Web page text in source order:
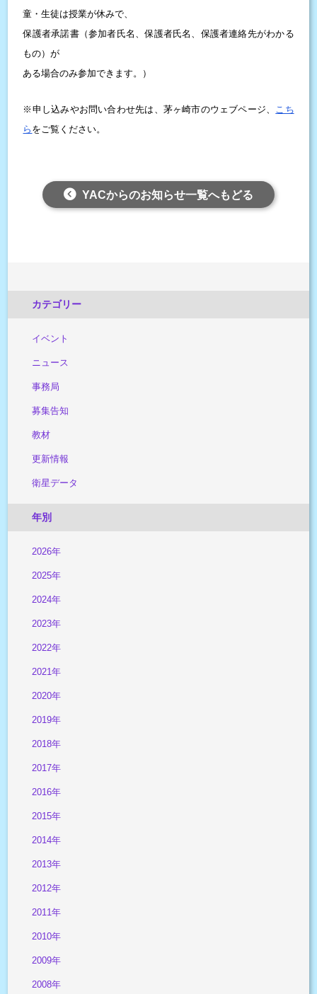
童・生徒は授業が休みで、
保護者承諾書（参加者氏名、保護者氏名、保護者連絡先がわかる
もの）が
ある場合のみ参加できます。）
※申し込みやお問い合わせ先は、茅ヶ崎市のウェブページ、
こち
ら をご覧ください。
YACからのお知らせ一覧へもどる
カテゴリー
イベント
ニュース
事務局
募集告知
教材
更新情報
衛星データ
年別
2026年
2025年
2024年
2023年
2022年
2021年
2020年
2019年
2018年
2017年
2016年
2015年
2014年
2013年
2012年
2011年
2010年
2009年
2008年